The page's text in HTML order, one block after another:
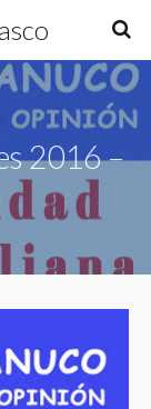
2016 –